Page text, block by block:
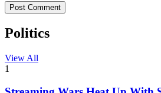
Politics
View All
1